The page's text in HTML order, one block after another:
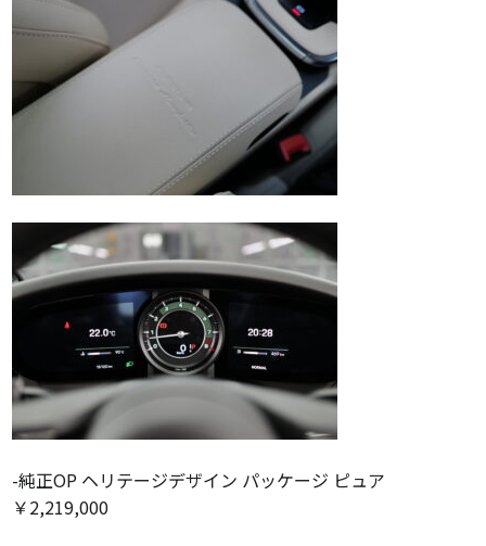
-純正OP ヘリテージデザイン パッケージ ピュア
￥2,219,000